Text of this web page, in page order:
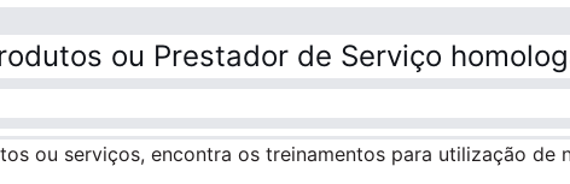
ou Prestador de Serviço
ou serviços, encontra os treinamentos para utilização de